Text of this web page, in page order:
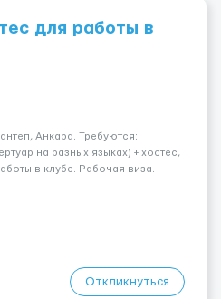
для работы в
Анкара. Требуются:
на разных языках) + хостеc,
в клубе. Рабочая виза.
страховка. Высокая зарплат...
Откликнуться